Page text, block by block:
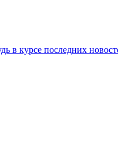
в курсе последних